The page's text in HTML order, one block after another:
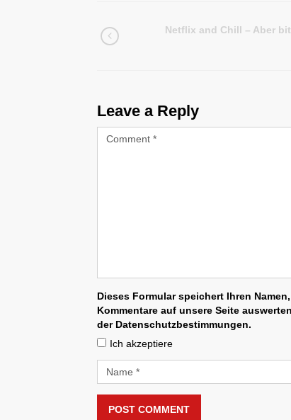
Netflix and Chill – Aber
Leave a Reply
Dieses Formular speichert Ihren
Kommentare auf unsere Seite
der Datenschutzbestimmungen.
Ich akzeptiere
POST COMMENT